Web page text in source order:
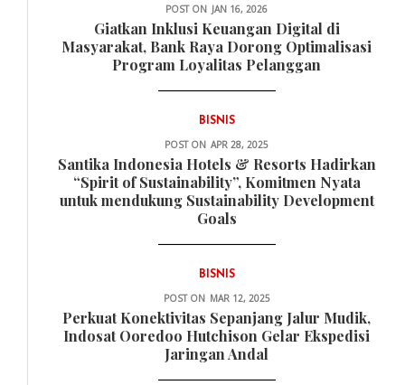
POST ON JAN 16, 2026
Giatkan Inklusi Keuangan Digital di
Masyarakat, Bank Raya Dorong Optimalisasi
Program Loyalitas Pelanggan
BISNIS
POST ON APR 28, 2025
Santika Indonesia Hotels & Resorts Hadirkan
“Spirit of Sustainability”, Komitmen Nyata
untuk mendukung Sustainability Development
Goals
BISNIS
POST ON MAR 12, 2025
Perkuat Konektivitas Sepanjang Jalur Mudik,
Indosat Ooredoo Hutchison Gelar Ekspedisi
Jaringan Andal